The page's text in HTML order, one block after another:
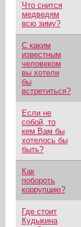
Что снится
медведям
всю зиму?
С каким
известным
человеком
вы хотели
бы
встретиться?
Если не
собой, то
кем Вам бы
хотелось бы
быть?
Как
побороть
коррупцию?
Где стоит
Кудыкина